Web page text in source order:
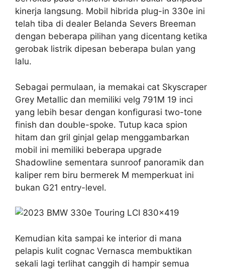
kinerja langsung. Mobil hibrida plug-in 330e ini
telah tiba di dealer Belanda Severs Breeman
dengan beberapa pilihan yang dicentang ketika
gerobak listrik dipesan beberapa bulan yang
lalu.
Sebagai permulaan, ia memakai cat Skyscraper
Grey Metallic dan memiliki velg 791M 19 inci
yang lebih besar dengan konfigurasi two-tone
finish dan double-spoke. Tutup kaca spion
hitam dan gril ginjal gelap menggambarkan
mobil ini memiliki beberapa upgrade
Shadowline sementara sunroof panoramik dan
kaliper rem biru bermerek M memperkuat ini
bukan G21 entry-level.
Kemudian kita sampai ke interior di mana
pelapis kulit cognac Vernasca membuktikan
sekali lagi terlihat canggih di hampir semua